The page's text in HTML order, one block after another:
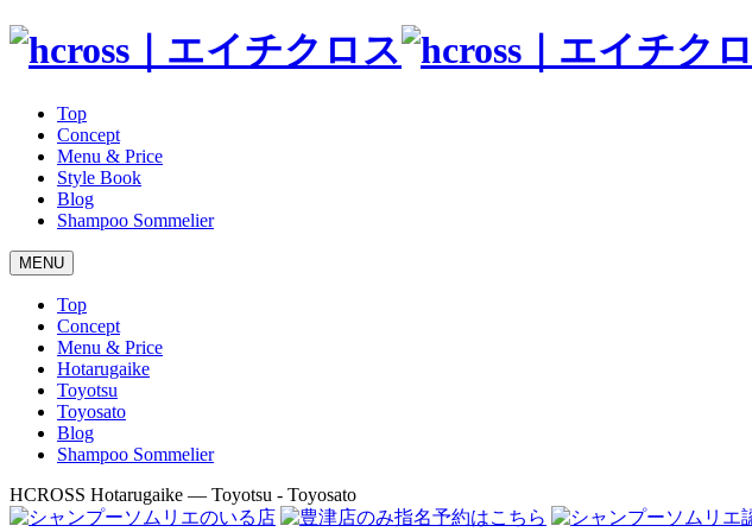
Top
Concept
Menu & Price
Style Book
Blog
Shampoo Sommelier
MENU
Top
Concept
Menu & Price
Hotarugaike
Toyotsu
Toyosato
Blog
Shampoo Sommelier
HCROSS Hotarugaike — Toyotsu - Toyosato